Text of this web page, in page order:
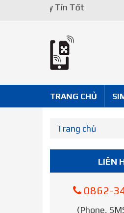
Uy Tín Tốt
TRANG CHỦ
Trang chủ
LIÊN
0862-
(Phone,